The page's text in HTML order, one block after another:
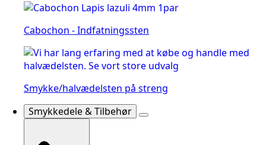
Cabochon - Indfatningssten
Smykke/halvædelsten på streng
Smykkedele & Tilbehør